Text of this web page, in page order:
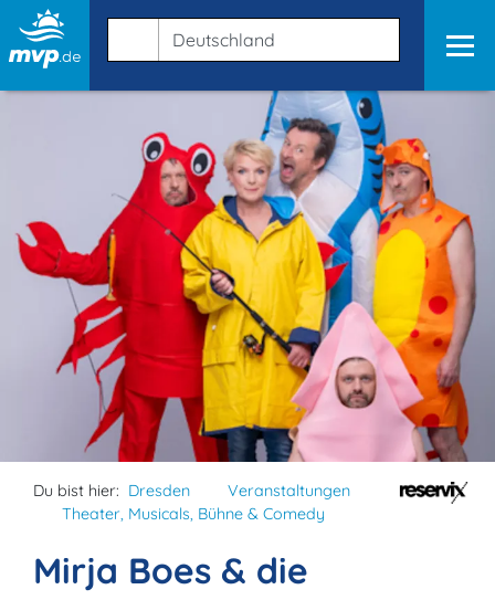
Du bist hier: Dresden
Veranstaltungen
Theater, Musicals, Bühne & Comedy
Mirja Boes & die